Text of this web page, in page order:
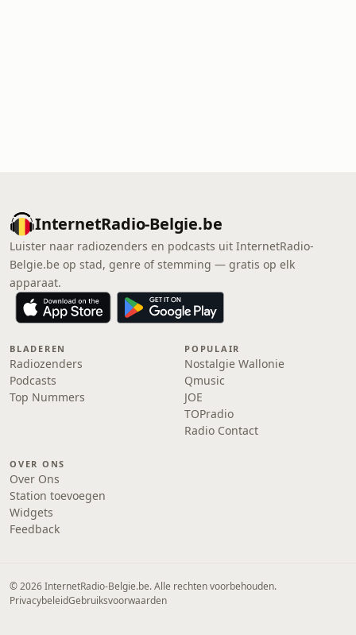
InternetRadio-Belgie.be
Luister naar radiozenders en podcasts uit InternetRadio-
Belgie.be op stad, genre of stemming — gratis op elk
apparaat.
BLADEREN
Radiozenders
Podcasts
Top Nummers
POPULAIR
Nostalgie Wallonie
Qmusic
JOE
TOPradio
Radio Contact
OVER ONS
Over Ons
Station toevoegen
Widgets
Feedback
© 2026 InternetRadio-Belgie.be. Alle rechten voorbehouden.
PrivacybeleidGebruiksvoorwaarden